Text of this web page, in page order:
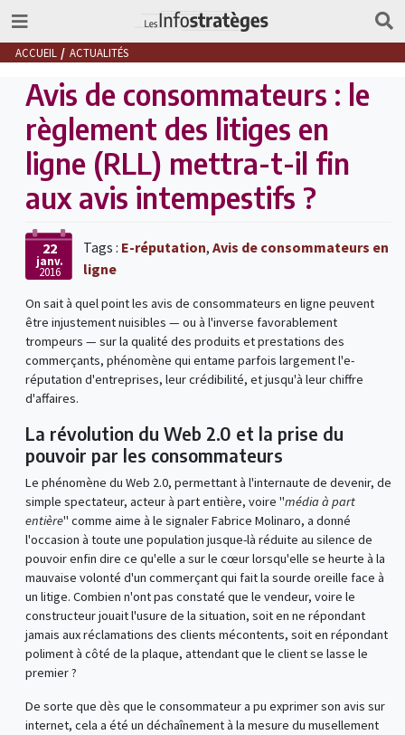
ACCUEIL ACTUALITÉS
Avis de consommateurs : le
règlement des litiges en
ligne (RLL) mettra-t-il fin
aux avis intempestifs ?
22
janv.
2016
Tags : E-réputation, Avis de consommateurs en
ligne
On sait à quel point les avis de consommateurs en ligne peuvent
être injustement nuisibles — ou à l'inverse favorablement
trompeurs — sur la qualité des produits et prestations des
commerçants, phénomène qui entame parfois largement l'e-
réputation d'entreprises, leur crédibilité, et jusqu'à leur chiffre
d'affaires.
La révolution du Web 2.0 et la prise du
pouvoir par les consommateurs
Le phénomène du Web 2.0, permettant à l'internaute de devenir, de
simple spectateur, acteur à part entière, voire "média à part
entière" comme aime à le signaler Fabrice Molinaro, a donné
l'occasion à toute une population jusque-là réduite au silence de
pouvoir enfin dire ce qu'elle a sur le cœur lorsqu'elle se heurte à la
mauvaise volonté d'un commerçant qui fait la sourde oreille face à
un litige. Combien n'ont pas constaté que le vendeur, voire le
constructeur jouait l'usure de la situation, soit en ne répondant
jamais aux réclamations des clients mécontents, soit en répondant
poliment à côté de la plaque, attendant que le client se lasse le
premier ?
De sorte que dès que le consommateur a pu exprimer son avis sur
internet, cela a été un déchaînement à la mesure du musellement